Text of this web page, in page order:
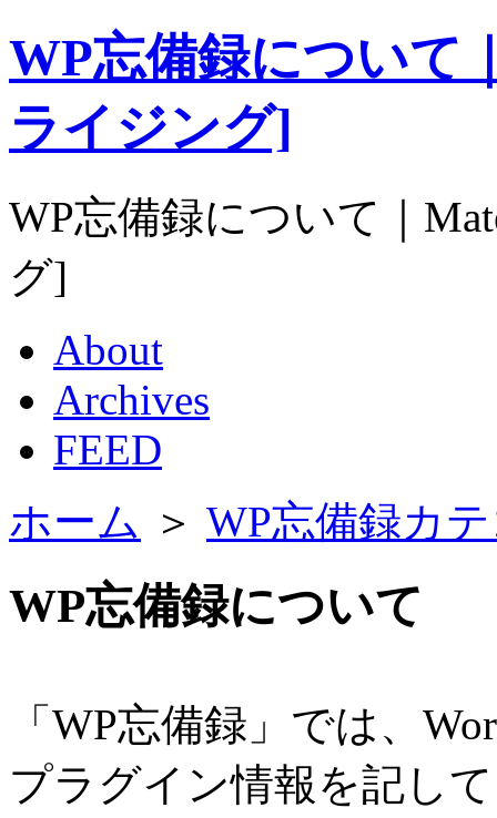
WP忘備録について
ライジング]
WP忘備録について｜
グ]
About
Archives
FEED
ホーム ＞ WP忘備録カ
WP忘備録について
「WP忘備録」では、
プラグイン情報を記し